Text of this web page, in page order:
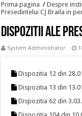
Prima pagina / Despre
Presedintelui CJ Braila in
Dispozitii ale
System Administrator
Dispozitia 12 din
Dispozitia 13 din
Dispozitia 62 din